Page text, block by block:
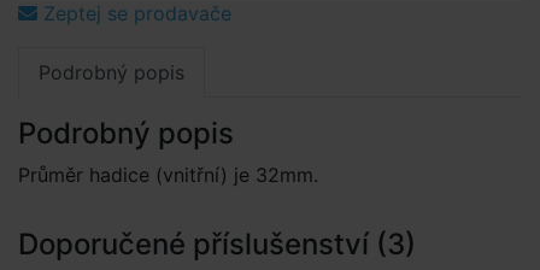
Zeptej se prodavače
Podrobný popis
Podrobný popis
Průměr hadice (vnitřní) je 32mm.
Doporučené příslušenství (3)